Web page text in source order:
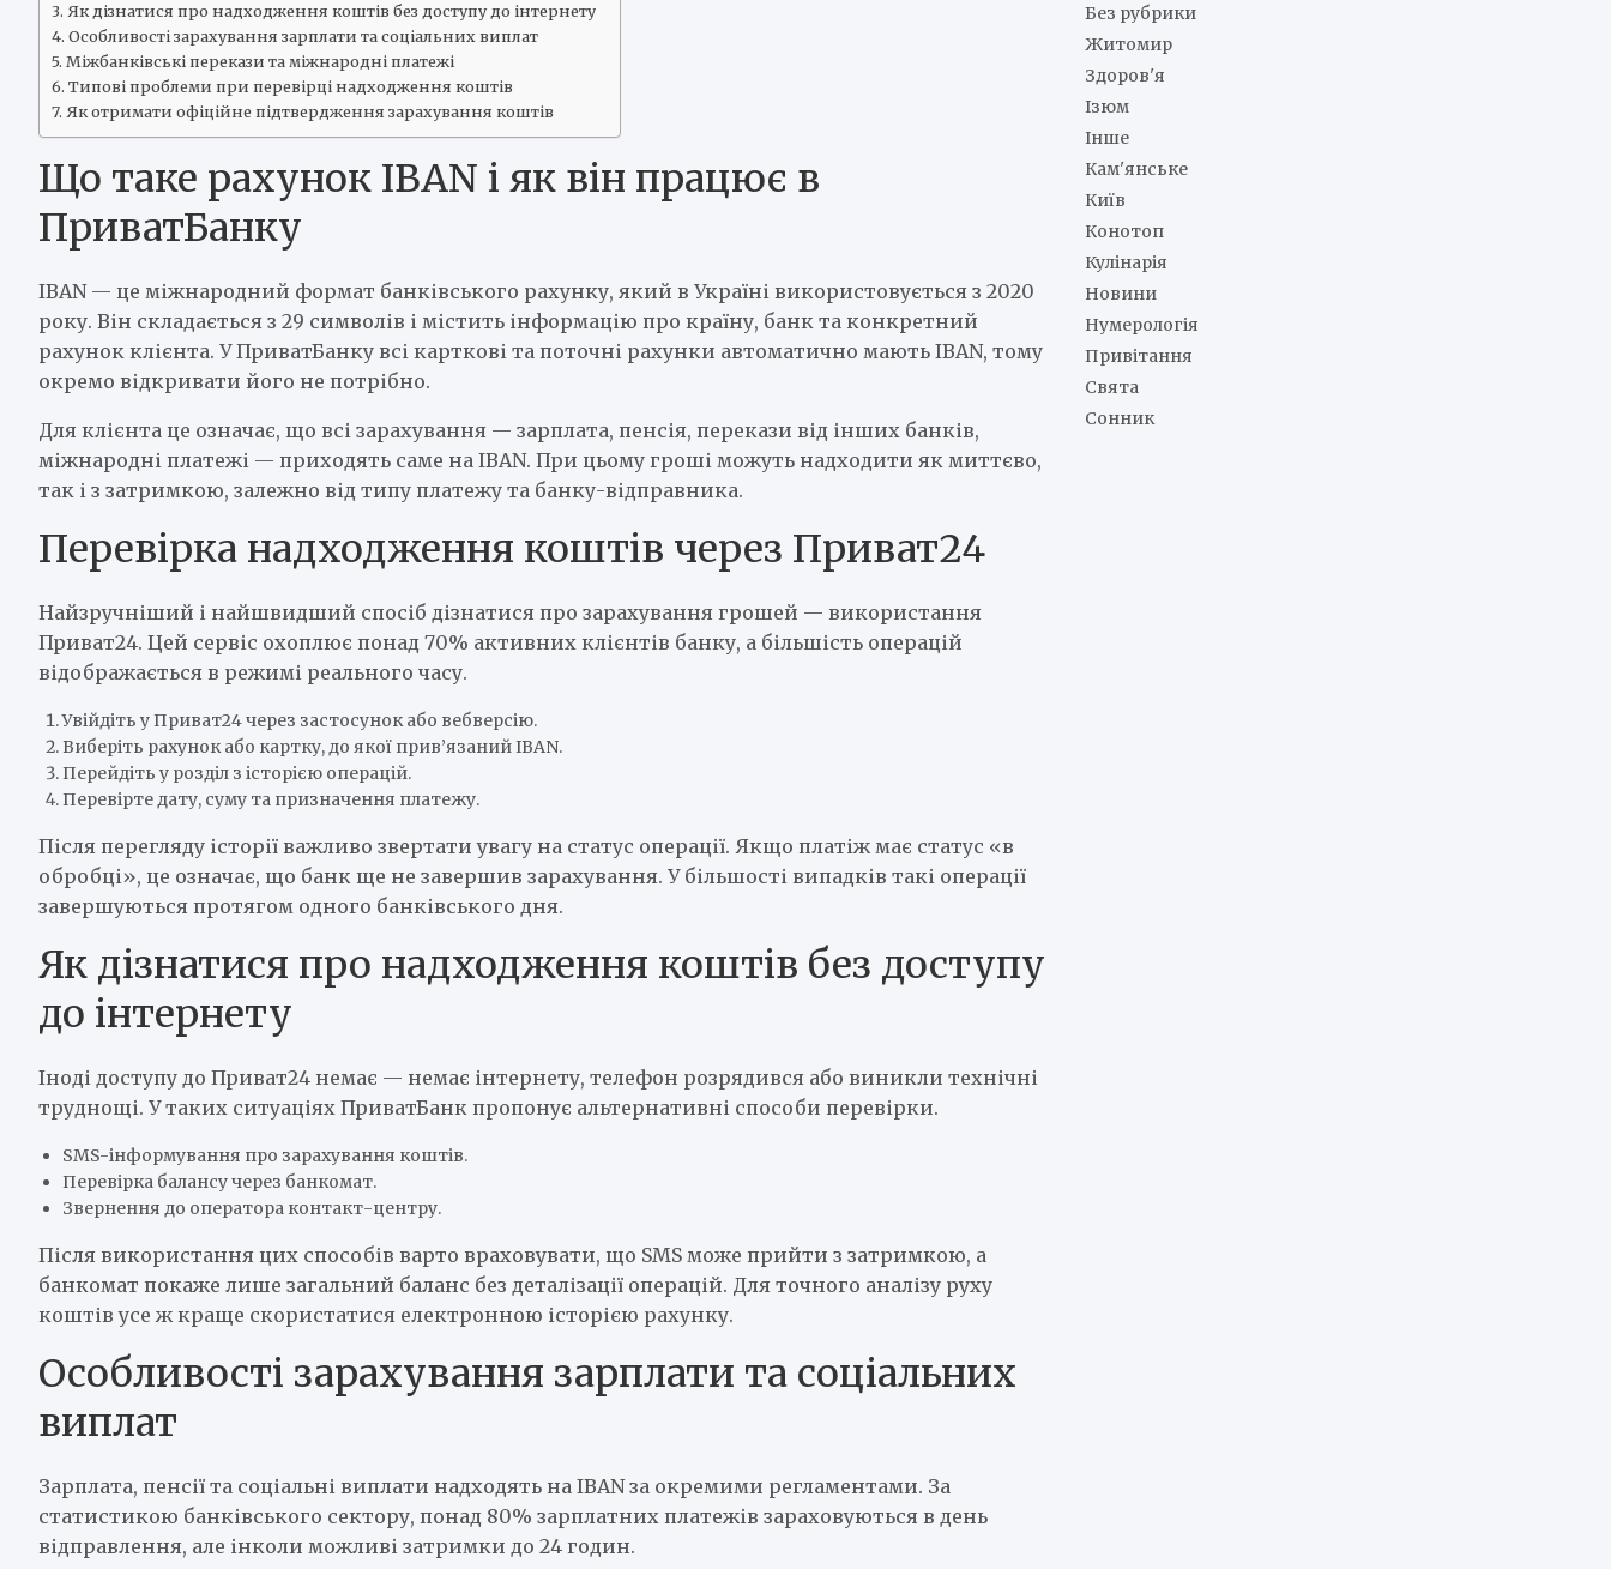
Як дізнатися про надходження коштів без доступу до інтернету
Особливості зарахування зарплати та соціальних виплат
Міжбанківські перекази та міжнародні платежі
Типові проблеми при перевірці надходження коштів
Як отримати офіційне підтвердження зарахування коштів
Що таке рахунок IBAN і як він працює в
ПриватБанку
IBAN — це міжнародний формат банківського рахунку, який в Україні використовується з 2020
року. Він складається з 29 символів і містить інформацію про країну, банк та конкретний
рахунок клієнта. У ПриватБанку всі карткові та поточні рахунки автоматично мають IBAN, тому
окремо відкривати його не потрібно.
Для клієнта це означає, що всі зарахування — зарплата, пенсія, перекази від інших банків,
міжнародні платежі — приходять саме на IBAN. При цьому гроші можуть надходити як миттєво,
так і з затримкою, залежно від типу платежу та банку-відправника.
Перевірка надходження коштів через Приват24
Найзручніший і найшвидший спосіб дізнатися про зарахування грошей — використання
Приват24. Цей сервіс охоплює понад 70% активних клієнтів банку, а більшість операцій
відображається в режимі реального часу.
Увійдіть у Приват24 через застосунок або вебверсію.
Виберіть рахунок або картку, до якої прив’язаний IBAN.
Перейдіть у розділ з історією операцій.
Перевірте дату, суму та призначення платежу.
Після перегляду історії важливо звертати увагу на статус операції. Якщо платіж має статус «в
обробці», це означає, що банк ще не завершив зарахування. У більшості випадків такі операції
завершуються протягом одного банківського дня.
Як дізнатися про надходження коштів без доступу
до інтернету
Іноді доступу до Приват24 немає — немає інтернету, телефон розрядився або виникли технічні
труднощі. У таких ситуаціях ПриватБанк пропонує альтернативні способи перевірки.
SMS-інформування про зарахування коштів.
Перевірка балансу через банкомат.
Звернення до оператора контакт-центру.
Після використання цих способів варто враховувати, що SMS може прийти з затримкою, а
банкомат покаже лише загальний баланс без деталізації операцій. Для точного аналізу руху
коштів усе ж краще скористатися електронною історією рахунку.
Особливості зарахування зарплати та соціальних
виплат
Зарплата, пенсії та соціальні виплати надходять на IBAN за окремими регламентами. За
статистикою банківського сектору, понад 80% зарплатних платежів зараховуються в день
відправлення, але інколи можливі затримки до 24 годин.
Без рубрики
Житомир
Здоров'я
Ізюм
Інше
Кам'янське
Київ
Конотоп
Кулінарія
Новини
Нумерологія
Привітання
Свята
Сонник